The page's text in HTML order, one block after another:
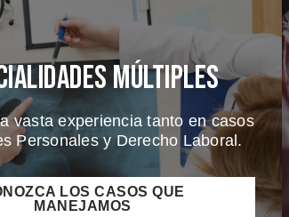
Múltiples
vasta experiencia tanto en casos
Personales y Derecho Laboral.
LOS CASOS QUE
MANEJAMOS